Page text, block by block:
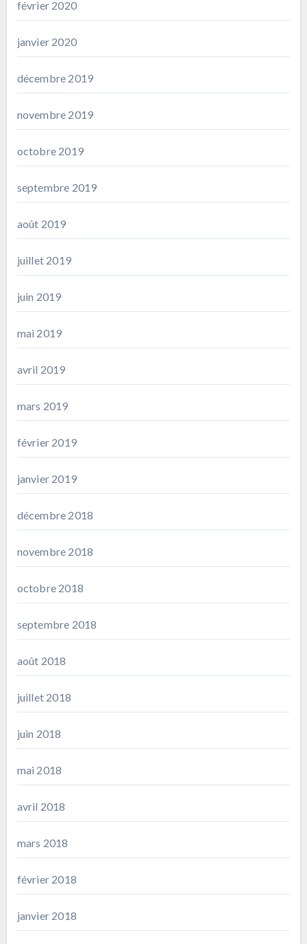
février 2020
janvier 2020
décembre 2019
novembre 2019
octobre 2019
septembre 2019
août 2019
juillet 2019
juin 2019
mai 2019
avril 2019
mars 2019
février 2019
janvier 2019
décembre 2018
novembre 2018
octobre 2018
septembre 2018
août 2018
juillet 2018
juin 2018
mai 2018
avril 2018
mars 2018
février 2018
janvier 2018